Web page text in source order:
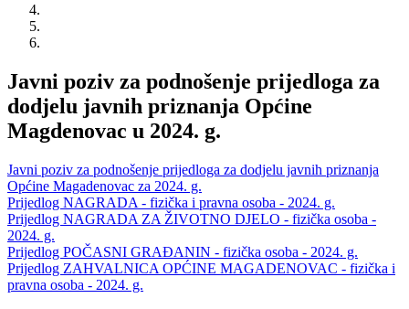
Javni poziv za podnošenje prijedloga za
dodjelu javnih priznanja Općine
Magdenovac u 2024. g.
Javni poziv za podnošenje prijedloga za dodjelu javnih priznanja
Općine Magadenovac za 2024. g.
Prijedlog NAGRADA - fizička i pravna osoba - 2024. g.
Prijedlog NAGRADA ZA ŽIVOTNO DJELO - fizička osoba -
2024. g.
Prijedlog POČASNI GRAĐANIN - fizička osoba - 2024. g.
Prijedlog ZAHVALNICA OPĆINE MAGADENOVAC - fizička i
pravna osoba - 2024. g.